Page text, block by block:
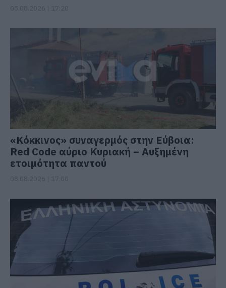
«Κόκκινος» συναγερμός στην Εύβοια:
Red Code αύριο Κυριακή – Αυξημένη
ετοιμότητα παντού